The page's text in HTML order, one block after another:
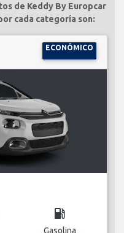
de Keddy By Europcar
cada categoría son:
ECONÓMICO
local_gas_station
Gasolina